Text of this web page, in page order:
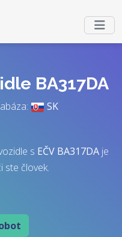
BA317DA
SK
s EČV BA317DAje
ste človek.